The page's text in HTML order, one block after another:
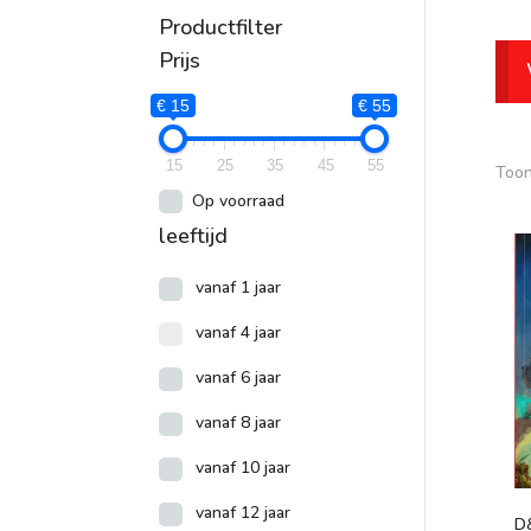
Productfilter
Prijs
€ 15 € 55
15 25 35 45 55
Op voorraad
leeftijd
vanaf 1 jaar
vanaf 4 jaar
vanaf 6 jaar
vanaf 8 jaar
vanaf 10 jaar
vanaf 12 jaar